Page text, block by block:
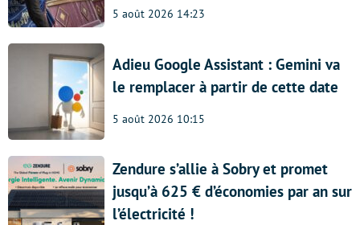
5 août 2026 14:23
Adieu Google Assistant : Gemini va
le remplacer à partir de cette date
5 août 2026 10:15
Zendure s’allie à Sobry et promet
jusqu’à 625 € d’économies par an sur
l’électricité !